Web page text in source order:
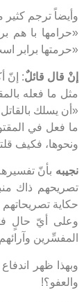
وأيضاً ترجم
«حرامها با هم
«حرمتها برابر
إنْ قال قائلٌ: إنّ
مثل ما فعله
«أن يسلك
ما فعل في
ونحوها، فكيف
نجيبه بأنّ
تصريحهم ذاك
حكاية
وعلى أيّ حالٍ
المفسِّرين
وبهذا ظهر
والعفو؟!